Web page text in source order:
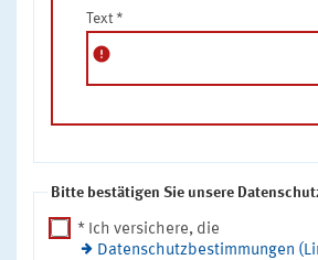
Text *
error
Bitte bestätigen Sie unsere
* Ich versichere, die
Datenschutzbestimmungen